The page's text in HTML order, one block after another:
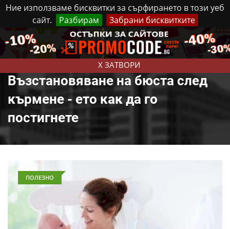
Ние използваме бисквитки за сърфирането в този уеб
сайт.
Разбирам Забрани бисквитките
X ЗАТВОРИ
Събота, 8 Август, 2026 Реклама Контакти
Възстановяване на бюста след
кърмене - ето как да го
постигнете
ПОЛЕЗНО